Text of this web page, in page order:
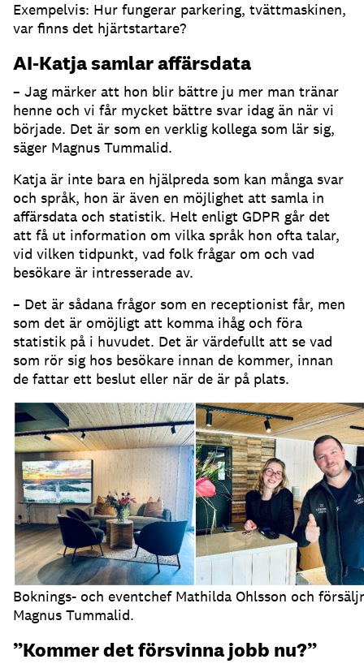
Exempelvis: Hur fungerar parkering, tvättmaskinen,
var finns det hjärtstartare?
AI-Katja samlar affärsdata
– Jag märker att hon blir bättre ju mer man tränar
henne och vi får mycket bättre svar idag än när vi
började. Det är som en verklig kollega som lär sig,
säger Magnus Tummalid.
Katja är inte bara en hjälpreda som kan många svar
och språk, hon är även en möjlighet att samla in
affärsdata och statistik. Helt enligt GDPR går det
att få ut information om vilka språk hon ofta talar,
vid vilken tidpunkt, vad folk frågar om och vad
besökare är intresserade av.
– Det är sådana frågor som en receptionist får, men
som det är omöjligt att komma ihåg och föra
statistik på i huvudet. Det är värdefullt att se vad
som rör sig hos besökare innan de kommer, innan
de fattar ett beslut eller när de är på plats.
Boknings- och eventchef Mathilda Ohlsson och
Magnus Tummalid.
”Kommer det försvinna jobb nu?”